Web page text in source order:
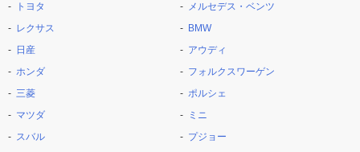
トヨタ
レクサス
日産
ホンダ
三菱
マツダ
スバル
メルセデス・ベンツ
BMW
アウディ
フォルクスワーゲン
ポルシェ
ミニ
プジョー